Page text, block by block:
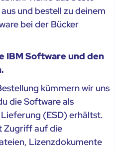
und bestell zu deinem
bei der Bücker
IBM Software und den
kümmern wir uns
die Software als
(ESD) erhältst.
Zugriff auf die
Lizenzdokumente